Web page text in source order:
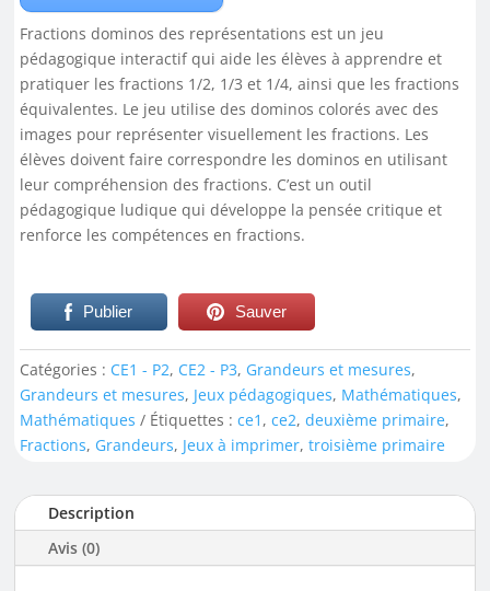
Fractions dominos des représentations est un jeu
pédagogique interactif qui aide les élèves à apprendre et
pratiquer les fractions 1/2, 1/3 et 1/4, ainsi que les fractions
équivalentes. Le jeu utilise des dominos colorés avec des
images pour représenter visuellement les fractions. Les
élèves doivent faire correspondre les dominos en utilisant
leur compréhension des fractions. C’est un outil
pédagogique ludique qui développe la pensée critique et
renforce les compétences en fractions.
Publier Sauver
Catégories : CE1 - P2, CE2 - P3, Grandeurs et mesures,
Grandeurs et mesures, Jeux pédagogiques, Mathématiques,
Mathématiques
Étiquettes : ce1 , ce2, deuxième primaire,
Fractions, Grandeurs, Jeux à imprimer, troisième primaire
Description
Avis (0)